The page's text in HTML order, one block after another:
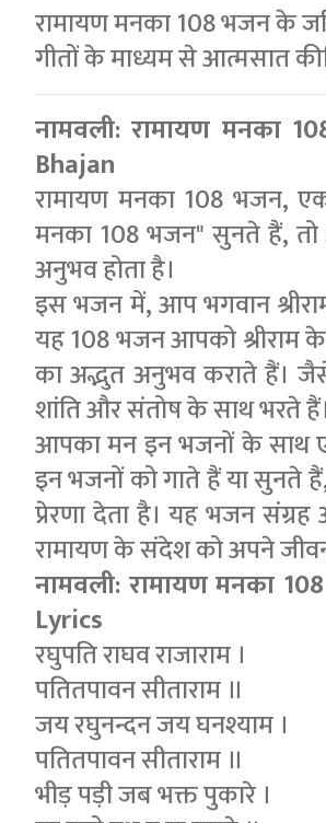
रामायण मनका 108 भजन के
गीतों के माध्यम से आत्मसात
नामवली: रामायण मनका
Bhajan
रामायण मनका 108 भजन,
मनका 108 भजन" सुनते हैं, तो
अनुभव होता है।
इस भजन में, आप भगवान
यह 108 भजन आपको श्रीराम
का अद्भुत अनुभव कराते हैं।
शांति और संतोष के साथ भरते हैं।
आपका मन इन भजनों के साथ
इन भजनों को गाते हैं या सुनते
प्रेरणा देता है। यह भजन
रामायण के संदेश को अपने
नामवली: रामायण मनका
Lyrics
रघुपति राघव राजाराम ।
पतितपावन सीताराम ॥
जय रघुनन्दन जय घनश्याम ।
पतितपावन सीताराम ॥
भीड़ पड़ी जब भक्त पुकारे ।